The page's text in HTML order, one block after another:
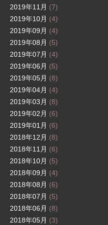
2019年11月 (7)
2019年10月 (4)
2019年09月 (4)
2019年08月 (5)
2019年07月 (4)
2019年06月 (5)
2019年05月 (8)
2019年04月 (4)
2019年03月 (8)
2019年02月 (6)
2019年01月 (6)
2018年12月 (8)
2018年11月 (6)
2018年10月 (5)
2018年09月 (4)
2018年08月 (6)
2018年07月 (5)
2018年06月 (8)
2018年05月 (3)